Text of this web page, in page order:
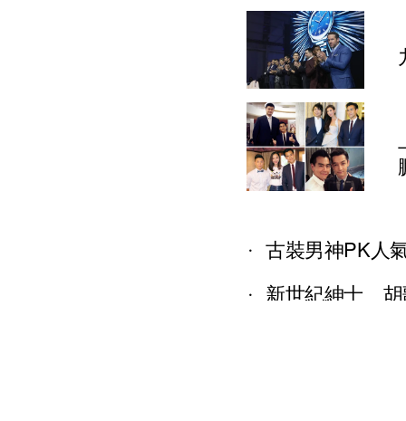
古裝男神PK人
新世紀紳士 胡